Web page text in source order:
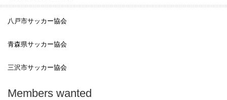
八戸市サッカー協会
青森県サッカー協会
三沢市サッカー協会
Members wanted